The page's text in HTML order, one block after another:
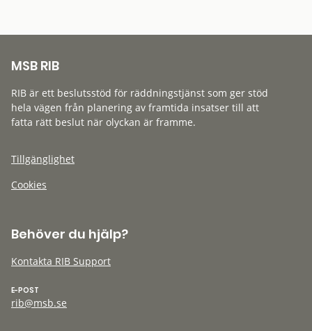
MSB RIB
RIB är ett beslutsstöd för räddningstjänst som ger stöd
hela vägen från planering av framtida insatser till att
fatta rätt beslut när olyckan är framme.
Tillgänglighet
Cookies
Behöver du hjälp?
Kontakta RIB Support
E-POST
rib@msb.se